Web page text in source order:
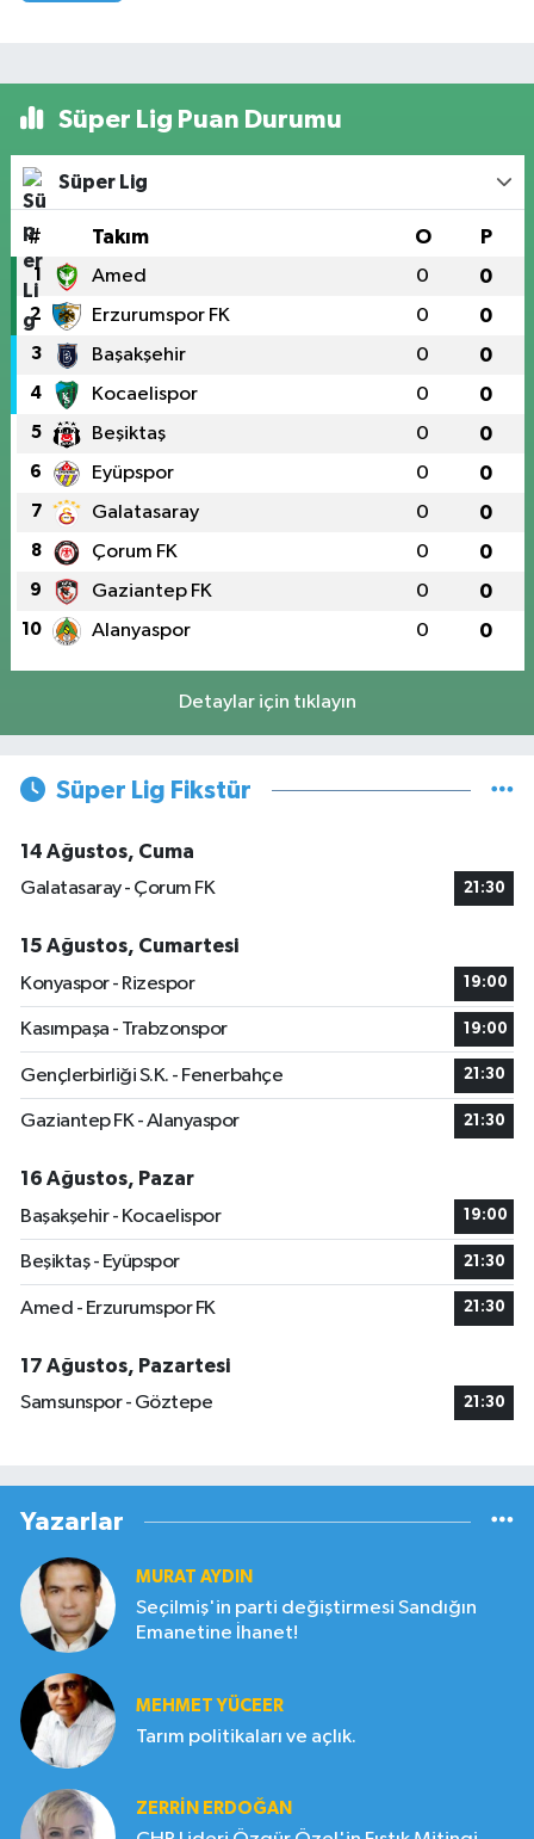
Süper Lig Puan Durumu
Süper Lig
# Takım O P
1 Amed 0 0
2 Erzurumspor FK 0 0
3 Başakşehir 0 0
4 Kocaelispor 0 0
5 Beşiktaş 0 0
6 Eyüpspor 0 0
7 Galatasaray 0 0
8 Çorum FK 0 0
9 Gaziantep FK 0 0
10 Alanyaspor 0 0
Detaylar için tıklayın
Süper Lig Fikstür
14 Ağustos, Cuma
Galatasaray - Çorum FK
21:30
15 Ağustos, Cumartesi
Konyaspor - Rizespor
19:00
Kasımpaşa - Trabzonspor 19:00
Gençlerbirliği S.K. - Fenerbahçe 21:30
Gaziantep FK - Alanyaspor 21:30
16 Ağustos, Pazar
Başakşehir - Kocaelispor
19:00
Beşiktaş - Eyüpspor 21:30
Amed - Erzurumspor FK 21:30
17 Ağustos, Pazartesi
Samsunspor - Göztepe
21:30
Yazarlar
MURAT AYDIN
Seçilmiş'in parti değiştirmesi Sandığın
Emanetine İhanet!
MEHMET YÜCEER
Tarım politikaları ve açlık.
ZERRIN ERDOĞAN